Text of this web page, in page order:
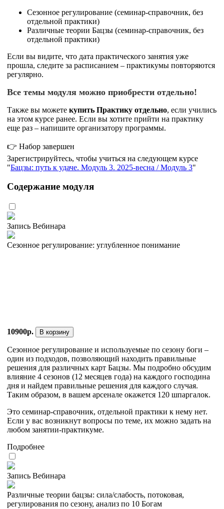
Сезонное регулирование (семинар-справочник, без
отдельной практики)
Различные теории Бацзы (семинар-справочник, без
отдельной практики)
Если вы видите, что дата практического занятия уже
прошла, следите за расписанием – практикумы повторяются
регулярно.
Все темы модуля можно приобрести отдельно!
Также вы можете купить Практику отдельно, если учились
на этом курсе ранее. Если вы хотите прийти на практику
еще раз – напишите организатору программы.
👉 Набор завершен
Зарегистрируйтесь, чтобы учиться на следующем курсе
Бацзы: путь к удаче. Модуль 3. 2025-весна / Модуль 3
Содержание модуля
Запись Вебинара
Сезонное регулирование: углубленное понимание
10900р. В корзину
Сезонное регулирование и используемые по сезону боги –
один из подходов, позволяющий находить правильные
решения для различных карт Бацзы. Мы подробно обсудим
влияние 4 сезонов (12 месяцев года) на каждого господина
дня и найдем правильные решения для каждого случая.
Таким образом, в вашем арсенале окажется 120 шпаргалок.
Это семинар-справочник, отдельной практики к нему нет.
Если у вас возникнут вопросы по теме, их можно задать на
любом занятии-практикуме.
Подробнее
Запись Вебинара
Различные теории бацзы: сила/слабость, потоковая,
регулирования по сезону, анализ по 10 Богам